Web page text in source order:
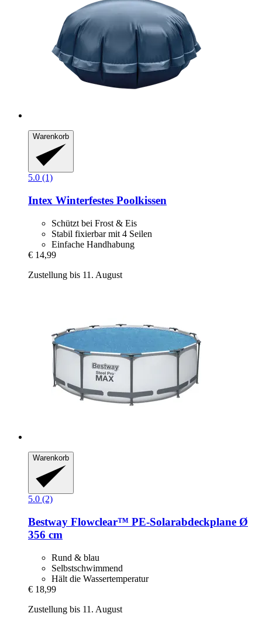
Warenkorb
5.0 (1)
Intex Winterfestes Poolkissen
Schützt bei Frost & Eis
Stabil fixierbar mit 4 Seilen
Einfache Handhabung
€ 14,99
Zustellung bis 11. August
Warenkorb
5.0 (2)
Bestway Flowclear™ PE-​Solarabdeckplane Ø
356 cm
Rund & blau
Selbstschwimmend
Hält die Wassertemperatur
€ 18,99
Zustellung bis 11. August